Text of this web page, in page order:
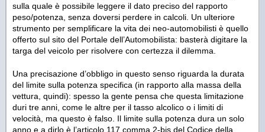
sulla quale è possibile leggere il dato preciso del rapporto
peso/potenza, senza doversi perdere in calcoli. Un ulteriore
strumento per semplificare la vita dei neo-automobilisti è quello
offerto sul sito del Portale dell’Automobilista: basterà digitare la
targa del veicolo per risolvere con certezza il dilemma.
Una precisazione d’obbligo in questo senso riguarda la durata
del limite sulla potenza specifica (in rapporto alla massa della
vettura, quindi): spesso la gente pensa che questa limitazione
duri tre anni, come le altre per il tasso alcolico o i limiti di
velocità, ma questo è falso. Il limite sulla potenza dura un solo
anno e a dirlo è l’articolo 117 comma 2-bis del Codice della